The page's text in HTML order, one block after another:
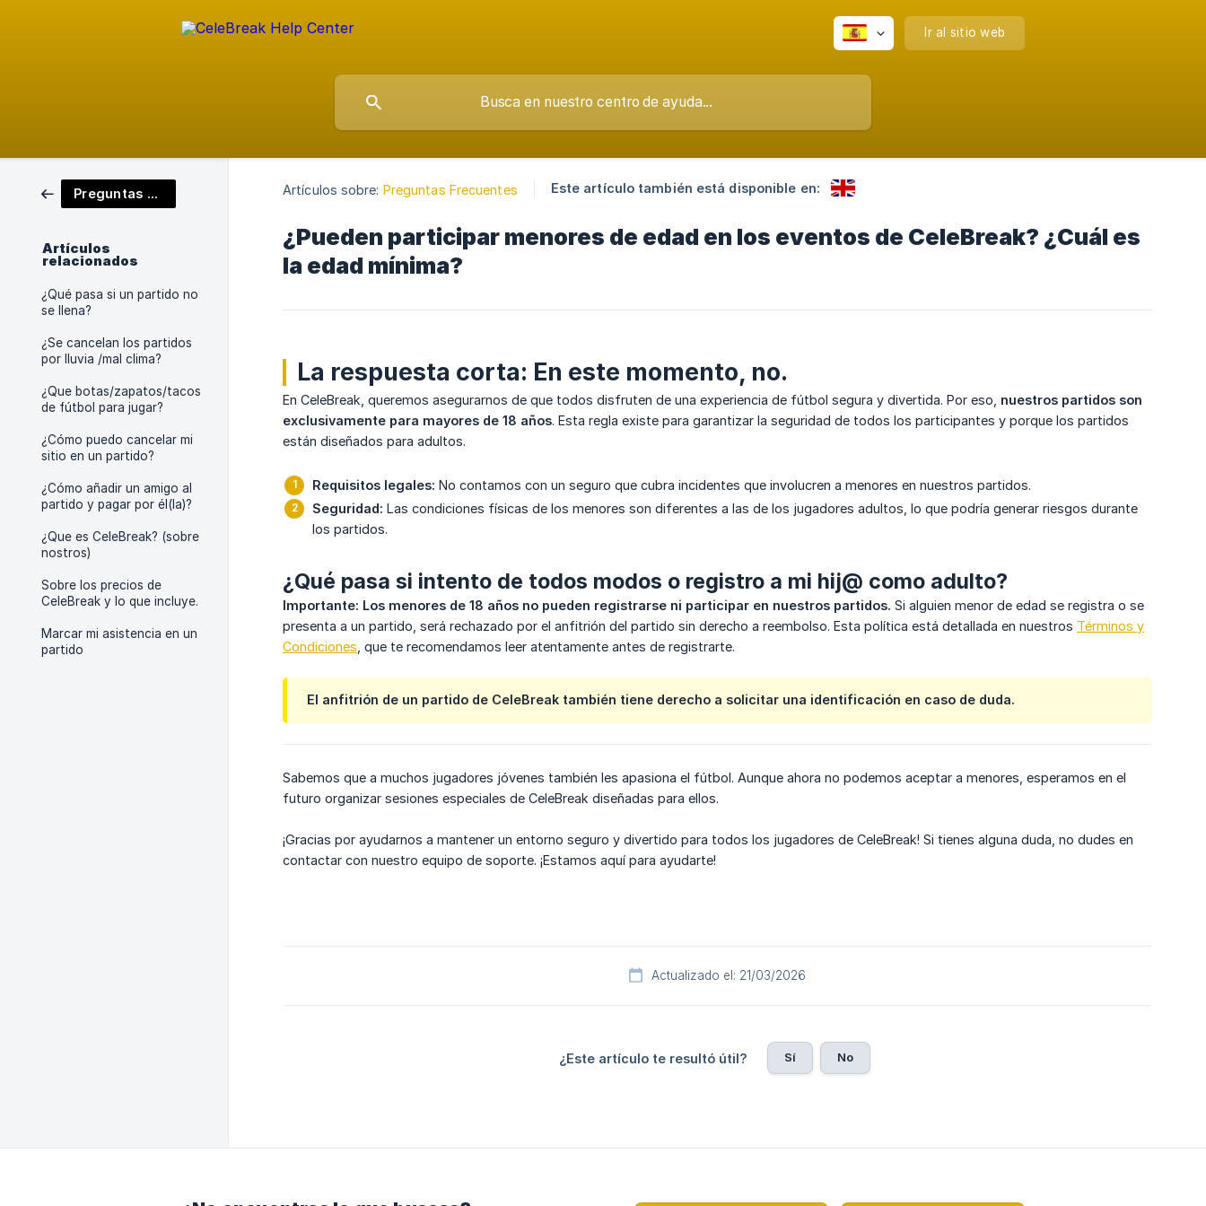
Ir al sitio web
Preguntas Frecuentes
Artículos
relacionados
¿Qué pasa si un partido no
se llena?
¿Se cancelan los partidos
por lluvia /mal clima?
¿Que botas/zapatos/tacos
de fútbol para jugar?
¿Cómo puedo cancelar mi
sitio en un partido?
¿Cómo añadir un amigo al
partido y pagar por él(la)?
¿Que es CeleBreak? (sobre
nostros)
Sobre los precios de
CeleBreak y lo que incluye.
Marcar mi asistencia en un
partido
Artículos sobre: Preguntas Frecuentes Este artículo también está disponible en:
¿Pueden participar menores de edad en los eventos de CeleBreak? ¿Cuál es
la edad mínima?
La respuesta corta: En este momento, no.
En CeleBreak, queremos asegurarnos de que todos disfruten de una experiencia de fútbol segura y divertida. Por eso, nuestros partidos son
exclusivamente para mayores de 18 años. Esta regla existe para garantizar la seguridad de todos los participantes y porque los partidos
están diseñados para adultos.
Requisitos legales: No contamos con un seguro que cubra incidentes que involucren a menores en nuestros partidos.
Seguridad: Las condiciones físicas de los menores son diferentes a las de los jugadores adultos, lo que podría generar riesgos durante
los partidos.
¿Qué pasa si intento de todos modos o registro a mi hij@ como adulto?
Importante: Los menores de 18 años no pueden registrarse ni participar en nuestros partidos. Si alguien menor de edad se registra o se
presenta a un partido, será rechazado por el anfitrión del partido sin derecho a reembolso. Esta política está detallada en nuestros Términos y
Condiciones , que te recomendamos leer atentamente antes de registrarte.
El anfitrión de un partido de CeleBreak también tiene derecho a solicitar una identificación en caso de duda.
Sabemos que a muchos jugadores jóvenes también les apasiona el fútbol. Aunque ahora no podemos aceptar a menores, esperamos en el
futuro organizar sesiones especiales de CeleBreak diseñadas para ellos.
¡Gracias por ayudarnos a mantener un entorno seguro y divertido para todos los jugadores de CeleBreak! Si tienes alguna duda, no dudes en
contactar con nuestro equipo de soporte. ¡Estamos aquí para ayudarte!
Actualizado el: 21/03/2026
¿Este artículo te resultó útil? Sí No